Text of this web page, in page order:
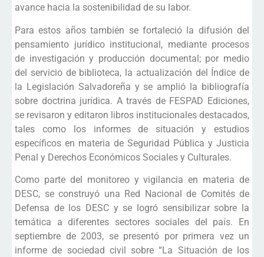
avance hacia la sostenibilidad de su labor.
Para estos años también se fortaleció la difusión del
pensamiento jurídico institucional, mediante procesos
de investigación y producción documental; por medio
del servicio de biblioteca, la actualización del Índice de
la Legislación Salvadoreña y se amplió la bibliografía
sobre doctrina jurídica. A través de FESPAD Ediciones,
se revisaron y editaron libros institucionales destacados,
tales como los informes de situación y estudios
específicos en materia de Seguridad Pública y Justicia
Penal y Derechos Económicos Sociales y Culturales.
Como parte del monitoreo y vigilancia en materia de
DESC, se construyó una Red Nacional de Comités de
Defensa de los DESC y se logró sensibilizar sobre la
temática a diferentes sectores sociales del país. En
septiembre de 2003, se presentó por primera vez un
informe de sociedad civil sobre “La Situación de los